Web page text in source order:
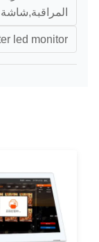
المراقبة,شاشة
led monitor